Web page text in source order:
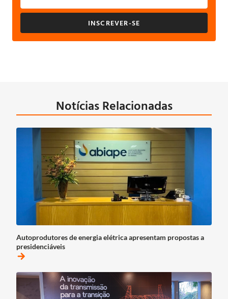
INSCREVER-SE
Notícias Relacionadas
Autoprodutores de energia elétrica apresentam propostas a
presidenciáveis
arrow_forward